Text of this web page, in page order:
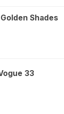
Shades
33